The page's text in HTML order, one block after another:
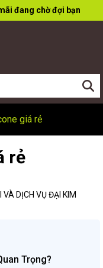
đang chờ đợi bạn
giá rẻ
rẻ
DỊCH VỤ ĐẠI KIM
Trọng?